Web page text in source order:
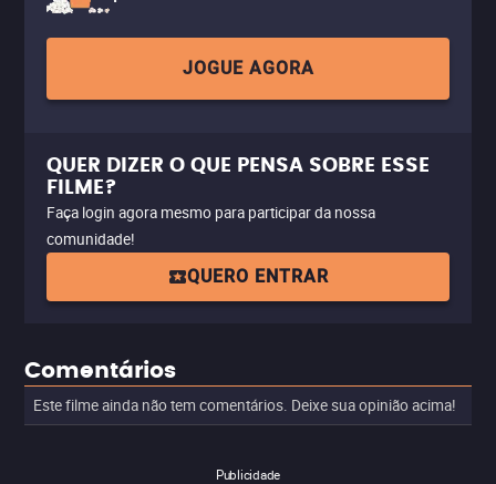
JOGUE AGORA
QUER DIZER O QUE PENSA SOBRE ESSE
FILME?
Faça login agora mesmo para participar da nossa
comunidade!
QUERO ENTRAR
Comentários
Este filme ainda não tem comentários. Deixe sua opinião acima!
Publicidade